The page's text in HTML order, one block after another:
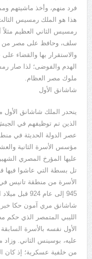
فرد منهم، وأخذ ماشيتهم
هذا هو الملك رمسيس
رمسيس الثاني العظيم
سلف، وحافظ على مصر من
والاستقرار بها والقضاء
الهدم والفوضى؛ لذا صار
ملوك مصر العظام.
شاشانق الأول
ينحدر الملك شاشانق الأول
الذين تم توظيفهم في
عصر الدولة الحديثة في
مؤسس الأسرة الثانية
عليها المؤرخ المصري
تل بسطة التي عاشوا فيها
الأسرة من منطقة تانيس
945 إلى عام
شاشانق مري آمون حكا خبر
الليبي المتمصر الذي حكم
الأول نفسه بالأسرة
عليه، بوسينس الثاني.
من خلفية عسكرية؛ إذ كان